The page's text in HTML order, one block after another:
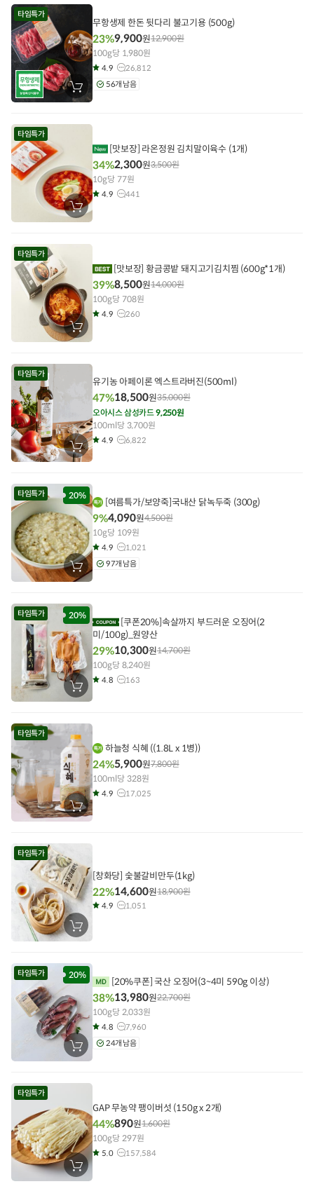
에
타임특가
장
바
에
무항생제 한돈 뒷다리 불고기용 (500g)
23%9,900원12,900원
100g당 1,980원
4.9
26,812
56개 남음
타임특가
장
바
에
[맛보장] 라온정원 김치말이육수 (1개)
34%2,300원3,500원
10g당 77원
4.9 441
타임특가
장
바
에
[맛보장] 황금콩밭 돼지고기김치찜 (600g*1개)
39%8,500원14,000원
100g당 708원
4.9 260
타임특가
장
바
에
담
기
유기농 아페이론 엑스트라버진(500ml)
47%18,500원35,000원
오아시스 삼성카드9,250원
100ml당 3,700원
4.9 6,822
20%
타임특가
장
바
에
담
기
[여름특가/보양죽]국내산 닭녹두죽 (300g)
9%4,090원4,500원
10g당 109원
4.9
1,021
97개 남음
20%
타임특가
장
바
에
담
기
[쿠폰20%]속살까지 부드러운 오징어(2
미/100g)_원양산
29%10,300원14,700원
100g당 8,240원
4.8 163
타임특가
장
바
에
기
하늘청 식혜 ((1.8L x 1병))
24%5,900원7,800원
100ml당 328원
4.9 17,025
타임특가
장
바
에
담
기
[창화당] 숯불갈비만두(1kg)
22%14,600원18,900원
4.9 1,051
20%
타임특가
장
바
에
[20%쿠폰] 국산 오징어(3~4미 590g 이상)
38%13,980원22,700원
100g당 2,033원
4.8
7,960
24개 남음
타임특가
장
바
GAP 무농약 팽이버섯 (150g x 2개)
44%890원1,600원
100g당 297원
5.0 157,584